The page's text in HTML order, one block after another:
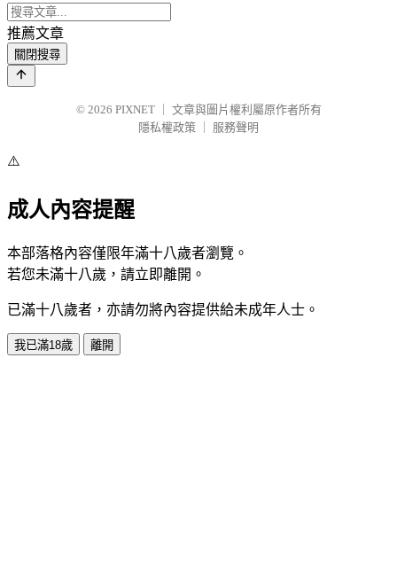
推薦文章
關閉搜尋
© 2026 PIXNET
文章與圖片權利屬原作者所有
隱私權政策
服務聲明
⚠️
成人內容提醒
本部落格內容僅限年滿十八歲者瀏覽。
若您未滿十八歲，請立即離開。
已滿十八歲者，亦請勿將內容提供給未成年人士。
我已滿18歲 離開